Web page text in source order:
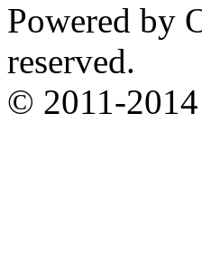
Powered by
reserved.
© 2011-